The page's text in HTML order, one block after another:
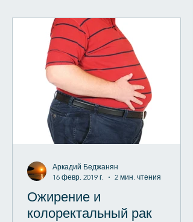
Ожирение и
колоректальный рак
Аркадий Беджанян
16 февр. 2019 г.
2 мин. чтения